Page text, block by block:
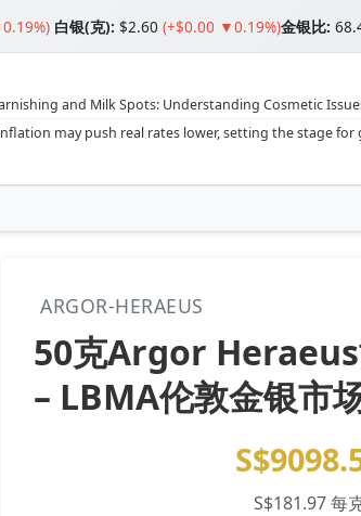
白银(克): $2.60 (+$0.00 ▼0.19%)金银比:
and Milk Spots: Understanding Cosmetic
Silver: Understanding the Gold‑to‑Silver Ratio - 24 Apr
ARGOR-HERAEUS
50克Argor
– LBMA伦敦金银市
S$181.97 每